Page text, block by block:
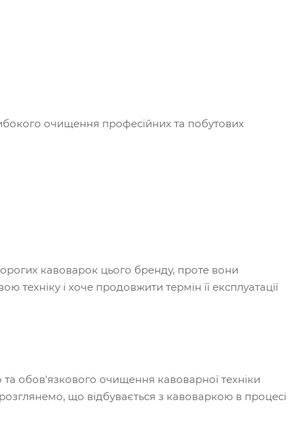
очищення професійних та побутових
кавоварок цього бренду, проте вони
техніку і хоче продовжити термін її експлуатації
обов'язкового очищення кавоварної техніки
що відбувається з кавоваркою в процесі